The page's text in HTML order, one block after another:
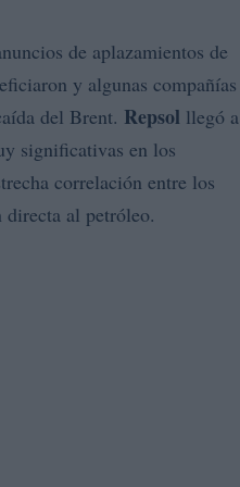
de aplazamientos de
y algunas compañías
del Brent. Repsol llegó a
significativas en los
correlación entre los
directa al petróleo.